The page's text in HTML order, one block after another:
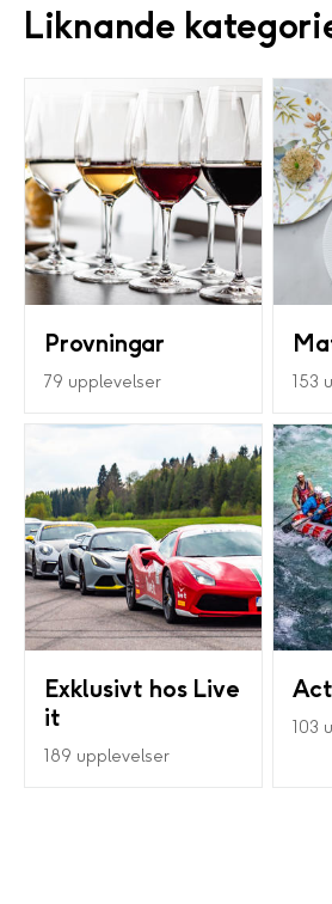
Liknande
Provningar
79 upplevelser 153
Exklusivt hos Live
it
189 upplevelser
103